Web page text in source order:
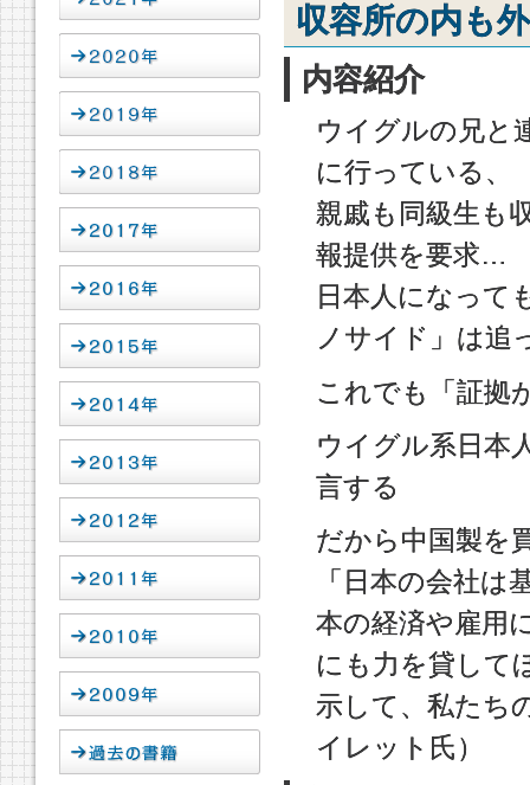
収容所の内も
内容紹介
ウイグルの兄と
に行っている、
親戚も同級生も
報提供を要求…
日本人になって
ノサイド」は追
これでも「証拠
ウイグル系日本
言する
だから中国製を
「日本の会社
本の経済や雇用
にも力を貸して
示して、私たち
イレット氏）